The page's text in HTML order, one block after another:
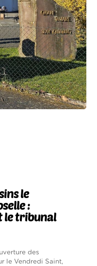
le
:
le tribunal
des
le Vendredi Saint,